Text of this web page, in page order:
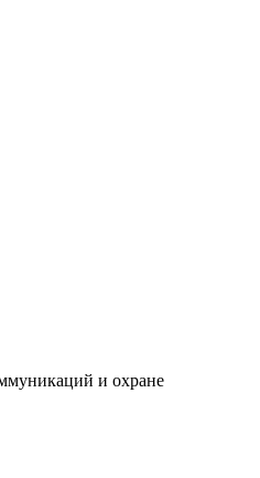
и охране